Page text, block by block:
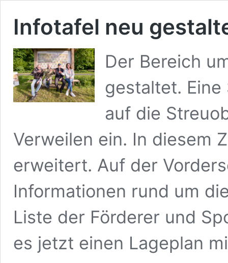
Infotafel neu
Der Bereich
gestaltet.
auf die
Verweilen ein. In diesem
erweitert. Auf der
Informationen rund um
Liste der Förderer und
es jetzt einen Lageplan